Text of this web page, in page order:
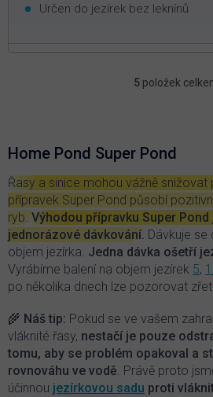
Určen do jezírek bez leknínů
O
d
a
c
í
p
r
v
k
y
v
p
i
s
u
5položek
Home Pond Super Pond
Řasy a sinice mohou vážně
přípravek Super Pond působí
ryb.Výhodou přípravku Super
jednorázové dávkování. Dávkuje se
objem jezírka. Jedna dávka ošetří
Vyrábíme balení na objem jezírek 5,
po několika dnech lze pozorovat
🌾 Náš tip: Pokud se ve vašem
vláknité řasy, nestačí je pouze
tomu, aby se problém opakoval a
rovnováhu ve vodě. Právě proto
účinnou jezírkovou sadu proti